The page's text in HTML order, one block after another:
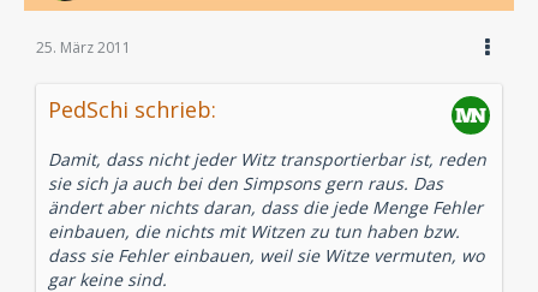
25. März 2011
PedSchi schrieb:
Damit, dass nicht jeder Witz transportierbar ist, reden
sie sich ja auch bei den Simpsons gern raus. Das
ändert aber nichts daran, dass die jede Menge Fehler
einbauen, die nichts mit Witzen zu tun haben bzw.
dass sie Fehler einbauen, weil sie Witze vermuten, wo
gar keine sind.